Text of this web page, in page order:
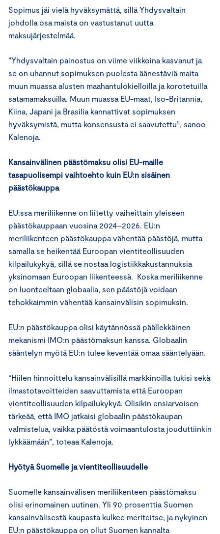
Sopimus jäi vielä hyväksymättä, sillä Yhdysvaltain
johdolla osa maista on vastustanut uutta
maksujärjestelmää.
”Yhdysvaltain painostus on viime viikkoina kasvanut ja
se on uhannut sopimuksen puolesta äänestäviä maita
muun muassa alusten maahantulokielloilla ja korotetuilla
satamamaksuilla. Muun muassa EU-maat, Iso-Britannia,
Kiina, Japani ja Brasilia kannattivat sopimuksen
hyväksymistä, mutta konsensusta ei saavutettu”, sanoo
Kalenoja.
Kansainvälinen päästömaksu olisi EU-maille
tasapuolisempi vaihtoehto kuin EU:n sisäinen
päästökauppa
EU:ssa meriliikenne on liitetty vaiheittain yleiseen
päästökauppaan vuosina 2024–2026. EU:n
meriliikenteen päästökauppa vähentää päästöjä, mutta
samalla se heikentää Euroopan vientiteollisuuden
kilpailukykyä, sillä se nostaa logistiikkakustannuksia
yksinomaan Euroopan liikenteessä. Koska meriliikenne
on luonteeltaan globaalia, sen päästöjä voidaan
tehokkaimmin vähentää kansainvälisin sopimuksin.
EU:n päästökauppa olisi käytännössä päällekkäinen
mekanismi IMO:n päästömaksun kanssa. Globaalin
sääntelyn myötä EU:n tulee keventää omaa sääntelyään.
“Hiilen hinnoittelu kansainvälisillä markkinoilla tukisi sekä
ilmastotavoitteiden saavuttamista että Euroopan
vientiteollisuuden kilpailukykyä. Olisikin ensiarvoisen
tärkeää, että IMO jatkaisi globaalin päästökaupan
valmistelua, vaikka päätöstä voimaantulosta jouduttiinkin
lykkäämään”, toteaa Kalenoja.
Hyötyä Suomelle ja vientiteollisuudelle
Suomelle kansainvälisen meriliikenteen päästömaksu
olisi erinomainen uutinen. Yli 90 prosenttia Suomen
kansainvälisestä kaupasta kulkee meriteitse, ja nykyinen
EU:n päästökauppa on ollut Suomen kannalta